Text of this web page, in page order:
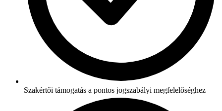
Szakértői támogatás a pontos jogszabályi megfelelőséghez